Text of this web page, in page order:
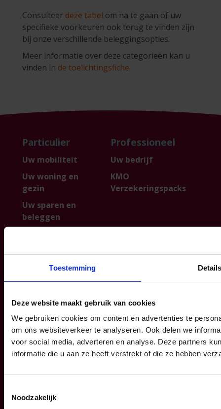
Toestemming
Deze website maakt gebruik van cookies
We gebruiken cookies om content en advertenties te
om ons websiteverkeer te analyseren. Ook delen we
voor social media, adverteren en analyse. Deze partners
informatie die u aan ze heeft verstrekt of die ze hebben
Noodzakelijk
Consulteer deze tabel om na te gaan of uw
specifieke voorkeuren ook terug te vinden zijn
bij onze verschillende beleggingsopties.
Meer informatie over deze categorieën kan u
vinden in de toelichtingsfiche.
Particulier
Uw mobiliteit
Uw woning en
gezin
Uw sparen en
beleggen
Professioneel
Uw bedrijf
KMO
Verzekeringspacks
Informatiefiches
Algemene
voorwaarden
Klachtenmanagemen
Over ons
Institutionele
sector
Partnership